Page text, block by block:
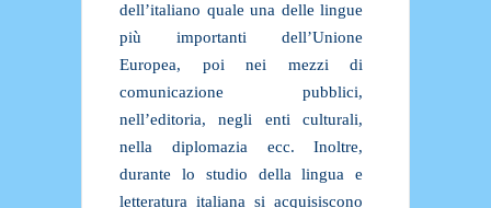
dell’italiano quale una delle lingue
più importanti dell’Unione
Europea, poi nei mezzi di
comunicazione pubblici,
nell’editoria, negli enti culturali,
nella diplomazia ecc. Inoltre,
durante lo studio della lingua e
letteratura italiana si acquisiscono